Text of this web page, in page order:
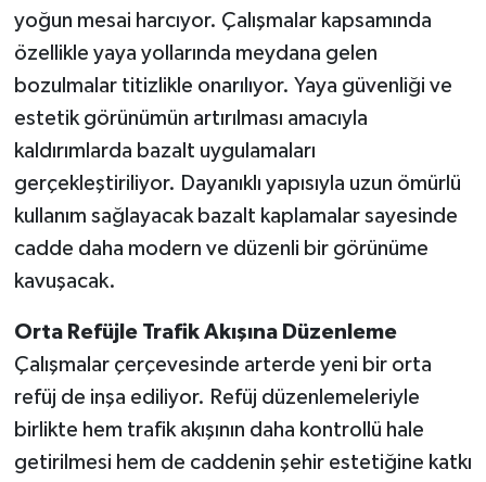
yoğun mesai harcıyor. Çalışmalar kapsamında
özellikle yaya yollarında meydana gelen
bozulmalar titizlikle onarılıyor. Yaya güvenliği ve
estetik görünümün artırılması amacıyla
kaldırımlarda bazalt uygulamaları
gerçekleştiriliyor. Dayanıklı yapısıyla uzun ömürlü
kullanım sağlayacak bazalt kaplamalar sayesinde
cadde daha modern ve düzenli bir görünüme
kavuşacak.
Orta Refüjle Trafik Akışına Düzenleme
Çalışmalar çerçevesinde arterde yeni bir orta
refüj de inşa ediliyor. Refüj düzenlemeleriyle
birlikte hem trafik akışının daha kontrollü hale
getirilmesi hem de caddenin şehir estetiğine katkı